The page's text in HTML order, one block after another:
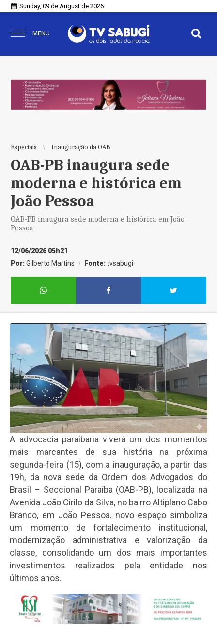
Sunday, 09 de August de 2026
MENU
Especiais Inauguração da OAB
OAB-PB inaugura sede
moderna e histórica em
João Pessoa
OAB-PB inaugura sede moderna e histórica em João
Pessoa
12/06/2026 05h21
Por:Gilberto Martins Fonte:tvsabugi
A advocacia paraibana viverá um dos momentos
mais marcantes de sua história na próxima
segunda-feira (15), com a inauguração, a partir das
19h, da nova sede da Ordem dos Advogados do
Brasil – Seccional Paraíba (OAB-PB), localizada na
Avenida João Cirilo da Silva, no bairro Altiplano Cabo
Branco, em João Pessoa. novo espaço simboliza
um momento de fortalecimento institucional,
modernização administrativa e valorização da
classe, consolidando um dos mais importantes
investimentos realizados pela entidade nos
últimos anos.